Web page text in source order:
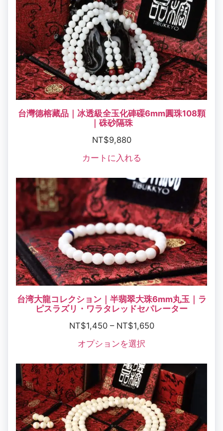
台灣德榕藏品｜冰透級全玉化硨磲6mm圓珠108顆
｜硃砂隔珠
NT$9,880
カートに入れる
台湾大龍コレクション｜半翡翠大珠6mm丸玉｜ラ
ピスラズリ・ワラタレッドセパレーター
NT$1,450 – NT$1,650
オプションを選択